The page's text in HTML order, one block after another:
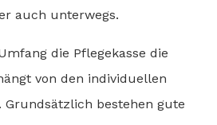
auch unterwegs.
die Pflegekasse die
von den individuellen
Grundsätzlich bestehen gute